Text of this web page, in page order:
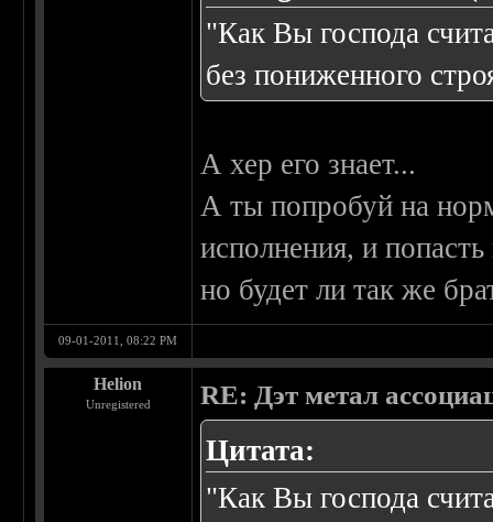
"Как Вы господа
без пониженного
А хер его знает...
А ты попробуй на
исполнения, и
но будет ли так же
09-01-2011, 08:22 PM
Helion
Unregistered RE: Дэт метал
Цитата:
"Как Вы господа